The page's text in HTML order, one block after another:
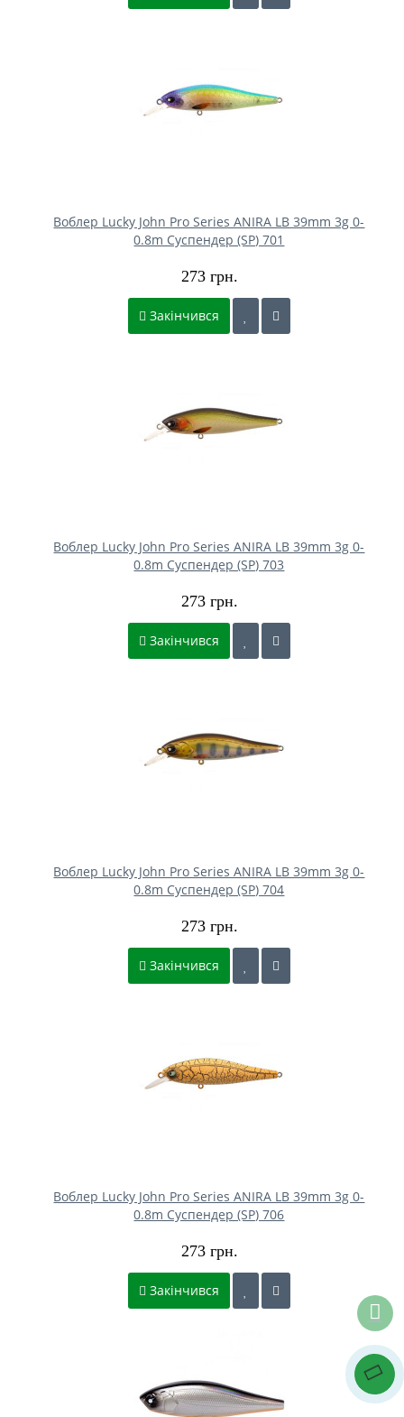
Воблер Lucky John Pro Series ANIRA LB 39mm 3g 0-
0.8m Cуспендер (SP) 701
273 грн.
Закінчився
Воблер Lucky John Pro Series ANIRA LB 39mm 3g 0-
0.8m Cуспендер (SP) 703
273 грн.
Закінчився
Воблер Lucky John Pro Series ANIRA LB 39mm 3g 0-
0.8m Cуспендер (SP) 704
273 грн.
Закінчився
Воблер Lucky John Pro Series ANIRA LB 39mm 3g 0-
0.8m Cуспендер (SP) 706
273 грн.
Закінчився